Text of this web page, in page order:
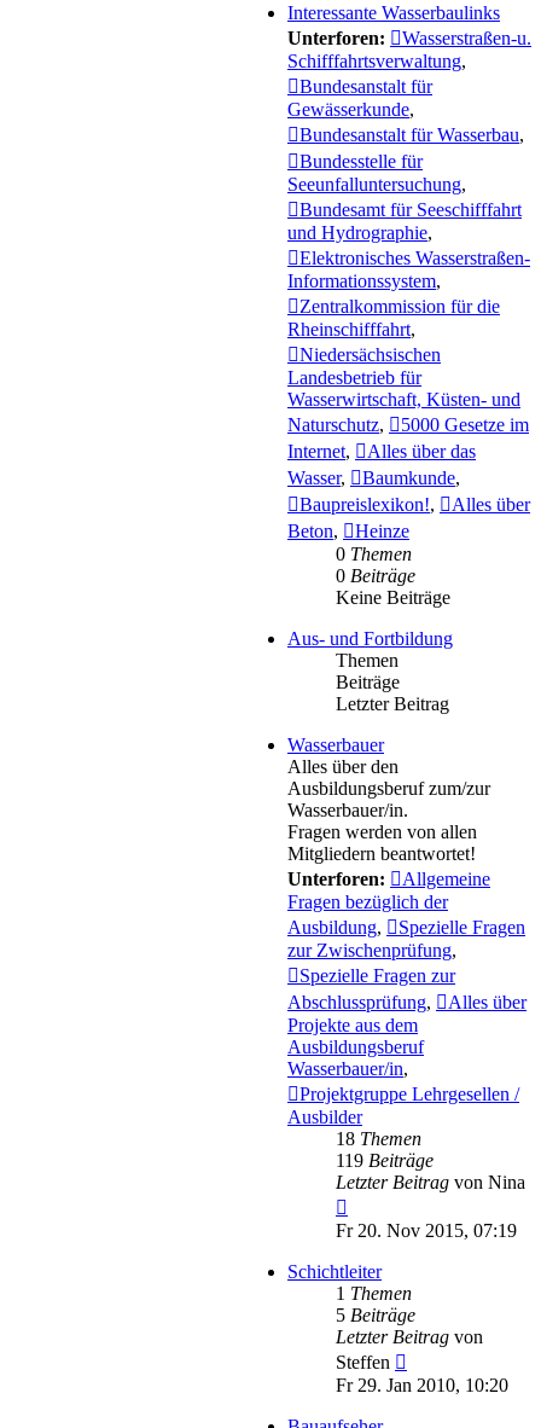
Interessante Wasserbaulinks
Unterforen:
Wasserstraßen-u.
Schifffahrtsverwaltung,
Bundesanstalt für
Gewässerkunde,
Bundesanstalt für Wasserbau,
Bundesstelle für
Seeunfalluntersuchung,
Bundesamt für Seeschifffahrt
und Hydrographie,
Elektronisches Wasserstraßen-
Informationssystem,
Zentralkommission für die
Rheinschifffahrt,
Niedersächsischen
Landesbetrieb für
Wasserwirtschaft, Küsten- und
Naturschutz,
5000 Gesetze im
Internet,
Alles über das
Wasser, Baumkunde,
Baupreislexikon!,
Alles über
Beton,
Heinze
0 Themen
0 Beiträge
Keine Beiträge
Aus- und Fortbildung
Themen
Beiträge
Letzter Beitrag
Wasserbauer
Alles über den
Ausbildungsberuf zum/zur
Wasserbauer/in.
Fragen werden von allen
Mitgliedern beantwortet!
Unterforen:
Allgemeine
Fragen bezüglich der
Ausbildung,
Spezielle Fragen
zur Zwischenprüfung,
Spezielle Fragen zur
Abschlussprüfung,
Alles über
Projekte aus dem
Ausbildungsberuf
Wasserbauer/in,
Projektgruppe Lehrgesellen /
Ausbilder
18 Themen
119 Beiträge
Letzter Beitrag von Nina
Beitrag
Fr 20. Nov 2015, 07:19
Schichtleiter
1 Themen
5 Beiträge
Letzter Beitrag von
Steffen
Beitrag
Fr 29. Jan 2010, 10:20